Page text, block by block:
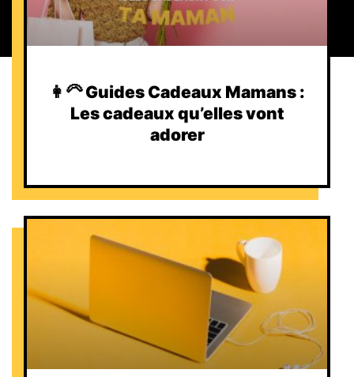
👩‍🦳 Guides Cadeaux Mamans :
Les cadeaux qu’elles vont
adorer